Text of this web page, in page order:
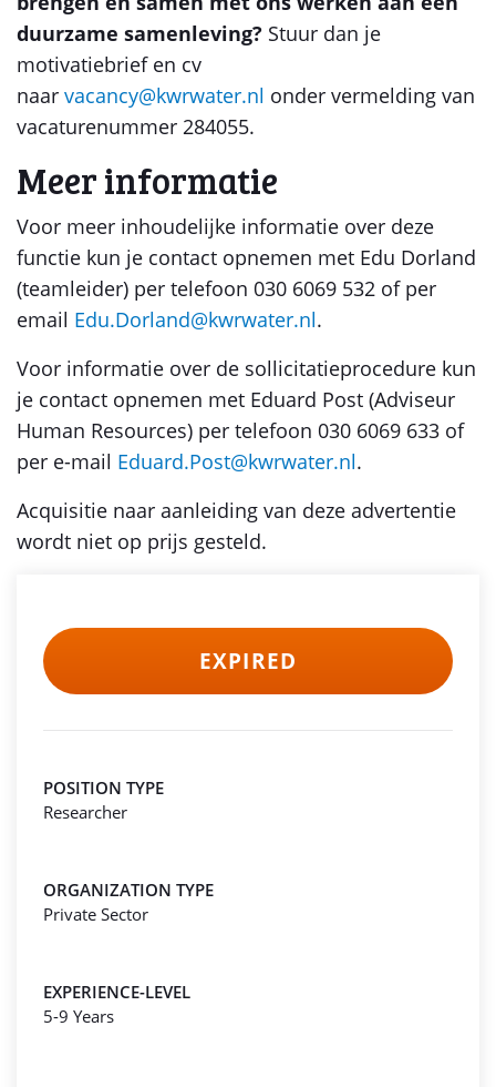
duurzame samenleving? Stuur dan je
motivatiebrief en cv
naar vacancy@kwrwater.nl onder vermelding van
vacaturenummer 284055.
Meer informatie
Voor meer inhoudelijke informatie over deze
functie kun je contact opnemen met Edu Dorland
(teamleider) per telefoon 030 6069 532 of per
email Edu.Dorland@kwrwater.nl.
Voor informatie over de sollicitatieprocedure kun
je contact opnemen met Eduard Post (Adviseur
Human Resources) per telefoon 030 6069 633 of
per e-mail Eduard.Post@kwrwater.nl.
Acquisitie naar aanleiding van deze advertentie
wordt niet op prijs gesteld.
EXPIRED
POSITION TYPE
Researcher
ORGANIZATION TYPE
Private Sector
EXPERIENCE-LEVEL
5-9 Years